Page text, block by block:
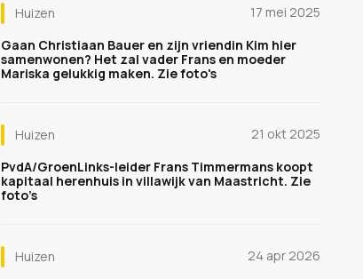
Huizen
17 mei 2025
Gaan Christiaan Bauer en zijn vriendin Kim hier
samenwonen? Het zal vader Frans en moeder
Mariska gelukkig maken. Zie foto's
Huizen
21 okt 2025
PvdA/GroenLinks-leider Frans Timmermans koopt
kapitaal herenhuis in villawijk van Maastricht. Zie
foto’s
Huizen
24 apr 2026